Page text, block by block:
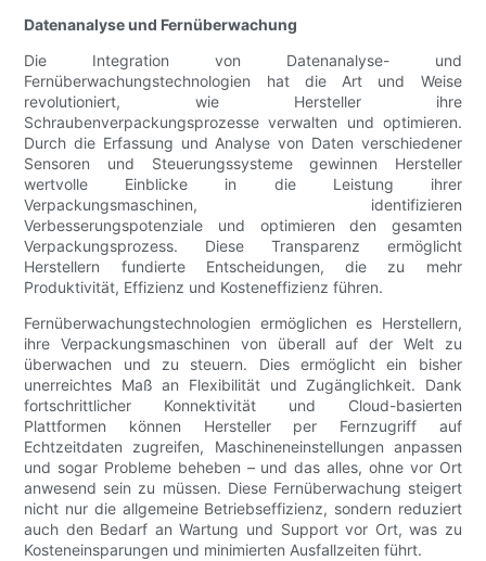
Datenanalyse und Fernüberwachung
Die Integration von Datenanalyse- und
Fernüberwachungstechnologien hat die Art und Weise
revolutioniert, wie Hersteller ihre
Schraubenverpackungsprozesse verwalten und optimieren.
Durch die Erfassung und Analyse von Daten verschiedener
Sensoren und Steuerungssysteme gewinnen Hersteller
wertvolle Einblicke in die Leistung ihrer
Verpackungsmaschinen, identifizieren
Verbesserungspotenziale und optimieren den gesamten
Verpackungsprozess. Diese Transparenz ermöglicht
Herstellern fundierte Entscheidungen, die zu mehr
Produktivität, Effizienz und Kosteneffizienz führen.
Fernüberwachungstechnologien ermöglichen es Herstellern,
ihre Verpackungsmaschinen von überall auf der Welt zu
überwachen und zu steuern. Dies ermöglicht ein bisher
unerreichtes Maß an Flexibilität und Zugänglichkeit. Dank
fortschrittlicher Konnektivität und Cloud-basierten
Plattformen können Hersteller per Fernzugriff auf
Echtzeitdaten zugreifen, Maschineneinstellungen anpassen
und sogar Probleme beheben – und das alles, ohne vor Ort
anwesend sein zu müssen. Diese Fernüberwachung steigert
nicht nur die allgemeine Betriebseffizienz, sondern reduziert
auch den Bedarf an Wartung und Support vor Ort, was zu
Kosteneinsparungen und minimierten Ausfallzeiten führt.